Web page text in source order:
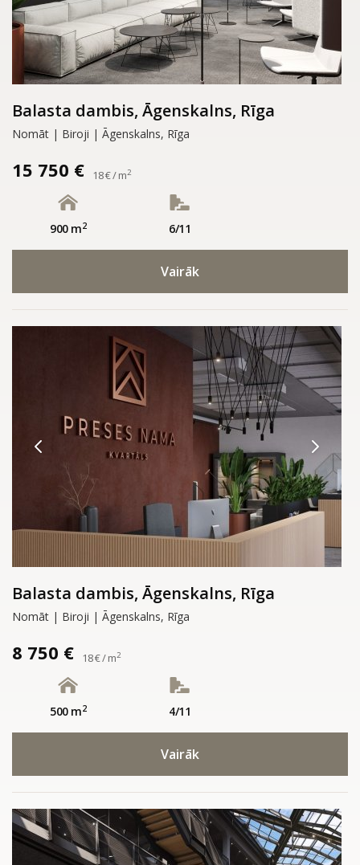
Balasta dambis, Āgenskalns, Rīga
Nomāt | Biroji | Āgenskalns, Rīga
15 750 € 18 € / m2
900 m2 6/11
Vairāk
Balasta dambis, Āgenskalns, Rīga
Nomāt | Biroji | Āgenskalns, Rīga
8 750 € 18 € / m2
500 m2 4/11
Vairāk